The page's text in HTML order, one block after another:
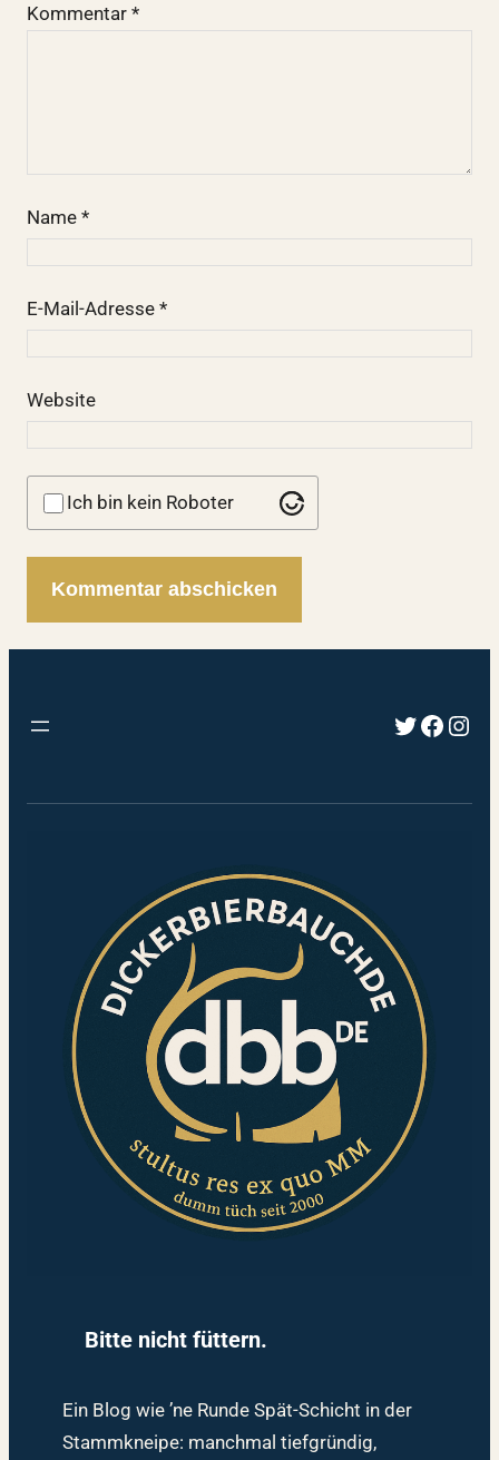
Kommentar *
Name *
E-Mail-Adresse *
Website
Ich bin kein Roboter
Twitter
Bitte nicht füttern.
Ein Blog wie ’ne Runde Spät-Schicht in der
Stammkneipe: manchmal tiefgründig,